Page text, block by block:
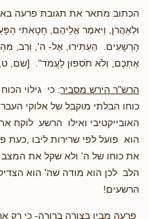
הכתוב מתאר את תגובת פרעה
וּלְאַהֲרֹן, וַיֹּאמֶר אֲלֵיהֶם, חָטָאתִי
הָרְשָׁעִים. הַעְתִּירוּ, אֶל- ה', וְרַב,
אֶתְכֶם, וְלֹא תֹסִפוּן לַעֲמֹד". [שם,
הרש"ר הירש מסביר: כי גילוי
כוחו הבלתי מוקבל של אלוקי
האובייקטיבי ואילו הרשע לוקח
הוא פועל לפי שרירות ליבו
את כוחו של ה' ולא שקל את
הלב לכן הוא מודה שה' הוא
הרשעים!
פרעה מבין בצורה ברורה- כי רק